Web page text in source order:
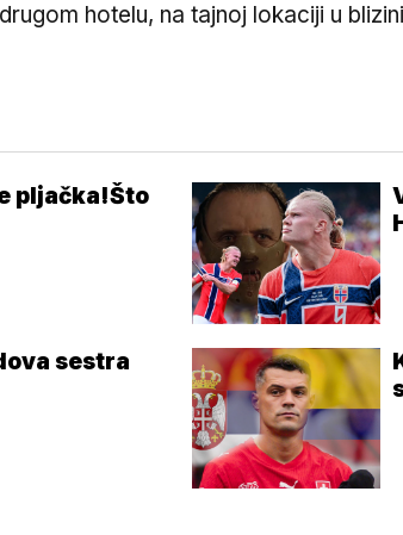
hotelu, na tajnoj lokaciji u
pljačka!Što
sestra